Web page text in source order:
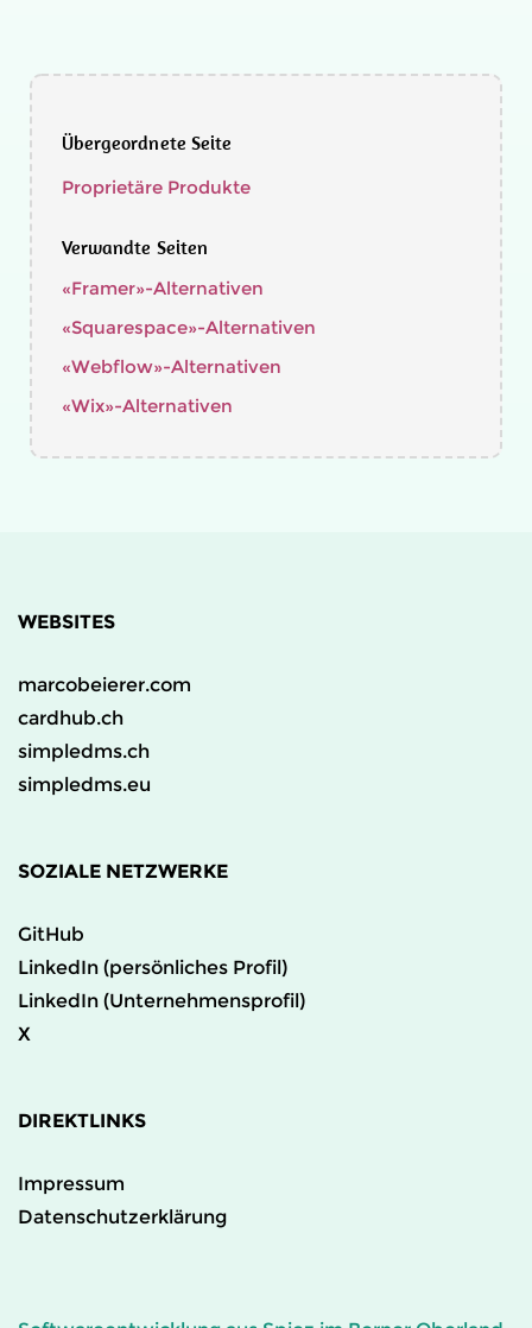
Übergeordnete Seite
Proprietäre Produkte
Verwandte Seiten
«Framer»-Alternativen
«Squarespace»-Alternativen
«Webflow»-Alternativen
«Wix»-Alternativen
WEBSITES
marcobeierer.com
cardhub.ch
simpledms.ch
simpledms.eu
SOZIALE NETZWERKE
GitHub
LinkedIn (persönliches Profil)
LinkedIn (Unternehmensprofil)
X
DIREKTLINKS
Impressum
Datenschutzerklärung